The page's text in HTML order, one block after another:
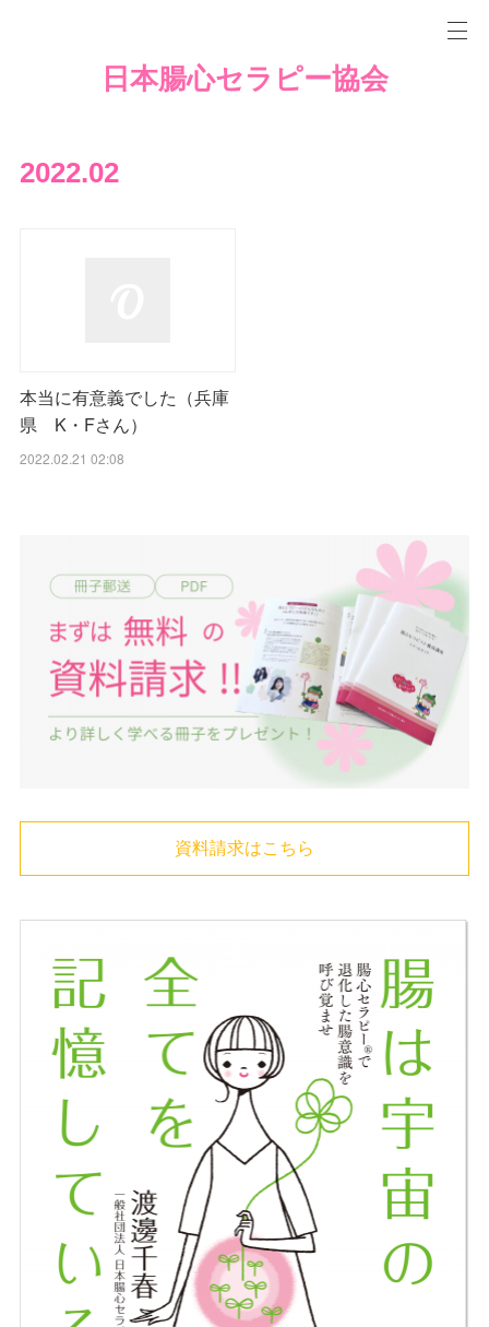
日本腸心セラピー協会
2022.02
本当に有意義でした（兵庫
県 K・Fさん）
2022.02.21 02:08
資料請求はこちら